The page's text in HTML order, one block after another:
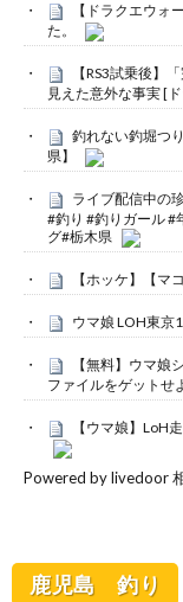
【ドラクエウォ
た。
【RS3試乗後】
見えた意外な事実 [
釣れない釣堀つ
県】
ライブ配信中の
#釣り #釣りガール
グ#栃木県
【ホッケ】【マ
ウマ娘 LOH東京
【無料】ウマ娘
ファイルをゲットせ
【ウマ娘】LoH
Powered by livedoor
鹿児島 釣り